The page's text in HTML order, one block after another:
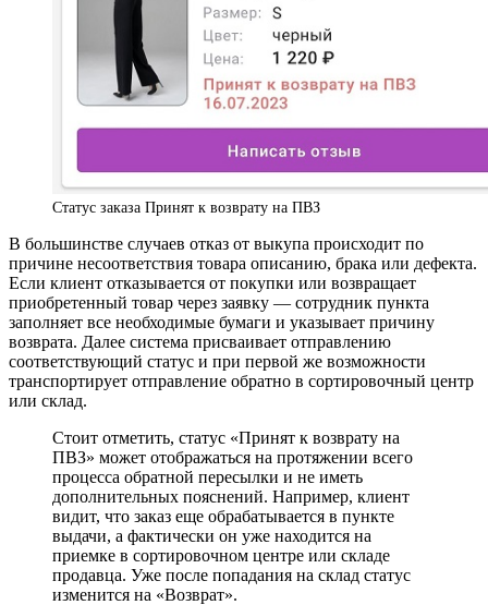
Статус заказа Принят к возврату на ПВЗ
В большинстве случаев отказ от выкупа происходит по
причине несоответствия товара описанию, брака или дефекта.
Если клиент отказывается от покупки или возвращает
приобретенный товар через заявку — сотрудник пункта
заполняет все необходимые бумаги и указывает причину
возврата. Далее система присваивает отправлению
соответствующий статус и при первой же возможности
транспортирует отправление обратно в сортировочный центр
или склад.
Стоит отметить, статус «Принят к возврату на
ПВЗ» может отображаться на протяжении всего
процесса обратной пересылки и не иметь
дополнительных пояснений. Например, клиент
видит, что заказ еще обрабатывается в пункте
выдачи, а фактически он уже находится на
приемке в сортировочном центре или складе
продавца. Уже после попадания на склад статус
изменится на «Возврат».